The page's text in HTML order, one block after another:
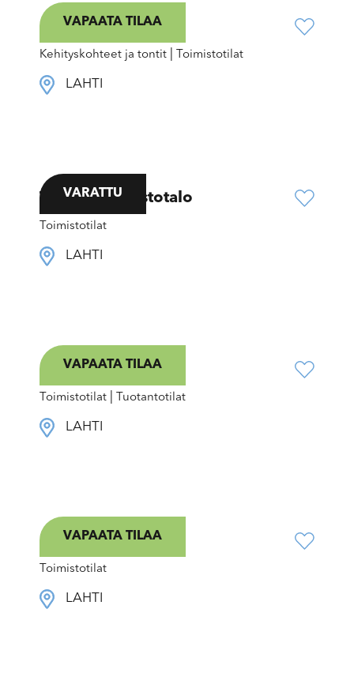
VAPAATA TILAA
Sammon8
Kehityskohteet ja tontit Toimistotilat
LAHTI
VARATTU
Tikkula-toimistotalo
Toimistotilat
LAHTI
VAPAATA TILAA
Moukarikatu 13
Toimistotilat Tuotantotilat
LAHTI
VAPAATA TILAA
Fellmannia
Toimistotilat
LAHTI